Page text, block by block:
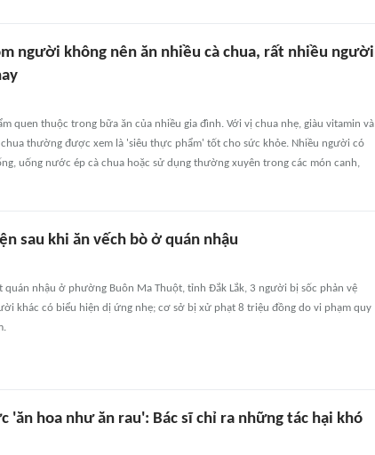
người không nên ăn nhiều cà chua, rất nhiều người
quen thuộc trong bữa ăn của nhiều gia đình. Với vị chua nhẹ, giàu vitamin và
thường được xem là 'siêu thực phẩm' tốt cho sức khỏe. Nhiều người có
uống nước ép cà chua hoặc sử dụng thường xuyên trong các món canh,
sau khi ăn vếch bò ở quán nhậu
quán nhậu ở phường Buôn Ma Thuột, tỉnh Đắk Lắk, 3 người bị sốc phản vệ
khác có biểu hiện dị ứng nhẹ; cơ sở bị xử phạt 8 triệu đồng do vi phạm quy
'ăn hoa như ăn rau': Bác sĩ chỉ ra những tác hại khó